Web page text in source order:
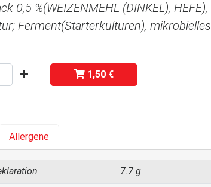
0,5 %(WEIZENMEHL (DINKEL), HEFE),
Ferment(Starterkulturen),
1,50 €
Allergene
7.7 g